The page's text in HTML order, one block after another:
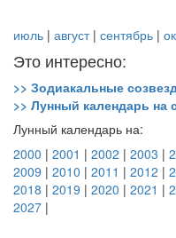
июль | август| сентябрь |
Это интересно:
>> Зодиакальные
>> Лунный календарь на
Лунный календарь на:
2000 | 2001 | 2002 | 2003 |
2009 | 2010 | 2011 | 2012 |
2018 | 2019 | 2020 | 2021 |
2027 |